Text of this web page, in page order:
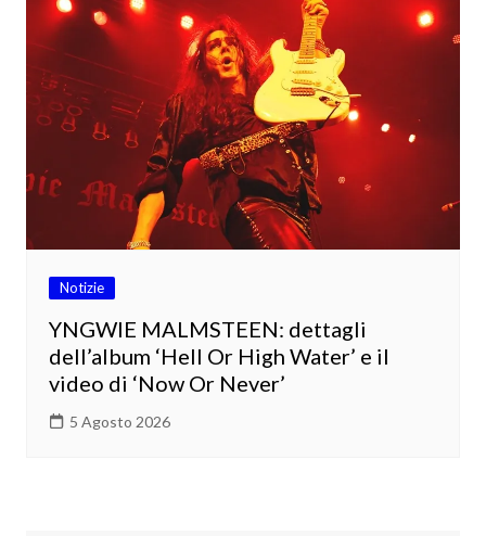
Notizie
YNGWIE MALMSTEEN: dettagli
dell’album ‘Hell Or High Water’ e il
video di ‘Now Or Never’
5 Agosto 2026